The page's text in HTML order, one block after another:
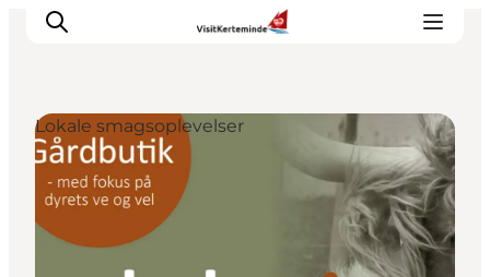
Oplevelser
Aktiviteter
Spis godt
Lokale smagsoplevelser